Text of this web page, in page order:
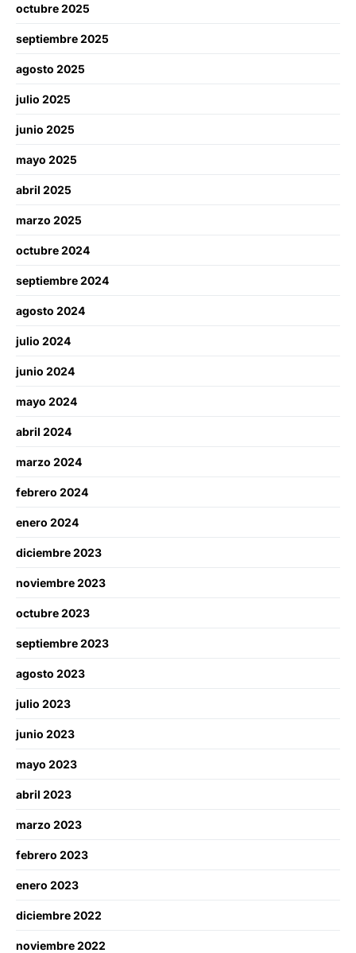
octubre 2025
septiembre 2025
agosto 2025
julio 2025
junio 2025
mayo 2025
abril 2025
marzo 2025
octubre 2024
septiembre 2024
agosto 2024
julio 2024
junio 2024
mayo 2024
abril 2024
marzo 2024
febrero 2024
enero 2024
diciembre 2023
noviembre 2023
octubre 2023
septiembre 2023
agosto 2023
julio 2023
junio 2023
mayo 2023
abril 2023
marzo 2023
febrero 2023
enero 2023
diciembre 2022
noviembre 2022